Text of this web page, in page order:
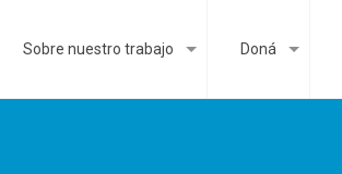
Sobre nuestro trabajo Doná